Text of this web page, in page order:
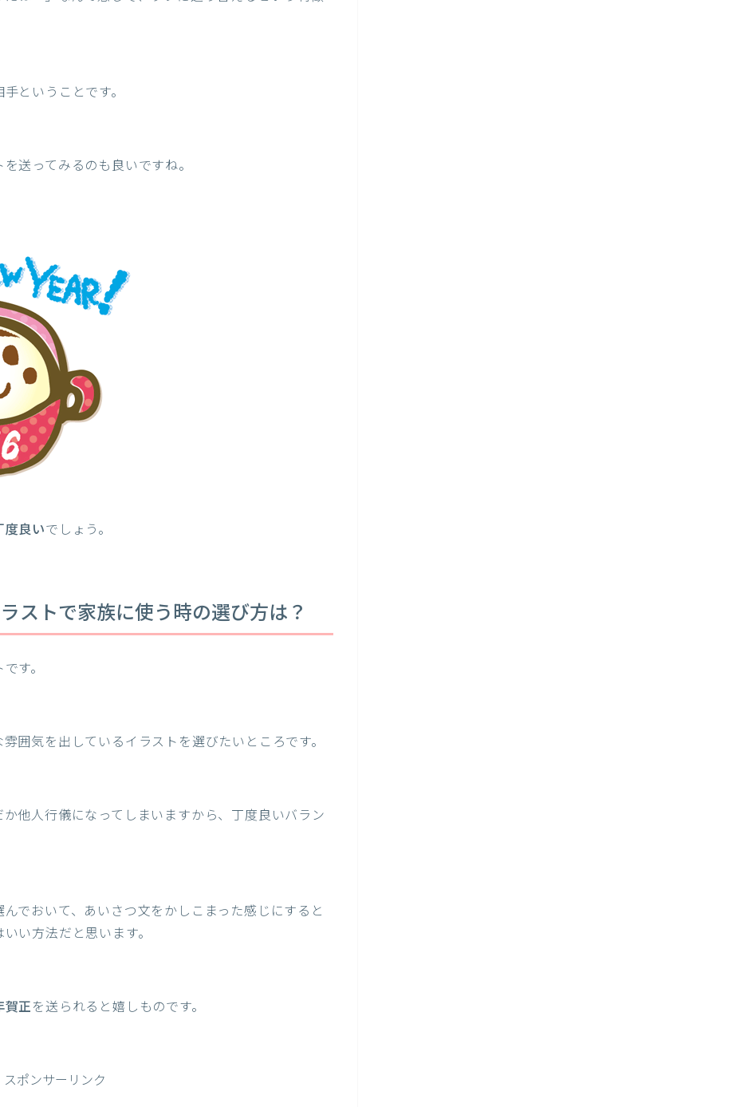
ということです。
送ってみるのも良いですね。
度良いでしょう。
ストで家族に使う時の選び方は？
す。
囲気を出しているイラストを選びたいところです。
他人行儀になってしまいますから、丁度良いバラン
でおいて、あいさつ文をかしこまった感じにすると
い方法だと思います。
賀正を送られると嬉しものです。
スポンサーリンク